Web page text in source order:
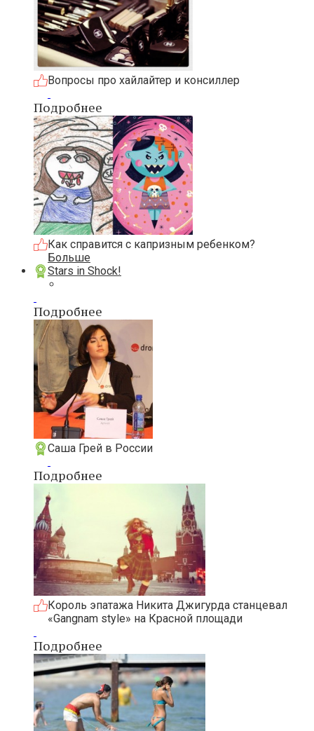
Вопросы про хайлайтер и консиллер
Подробнее
Как справится с капризным ребенком?
Больше
Stars in Shock!
Подробнее
Саша Грей в России
Подробнее
Король эпатажа Никита Джигурда станцевал
«Gangnam style» на Красной площади
Подробнее